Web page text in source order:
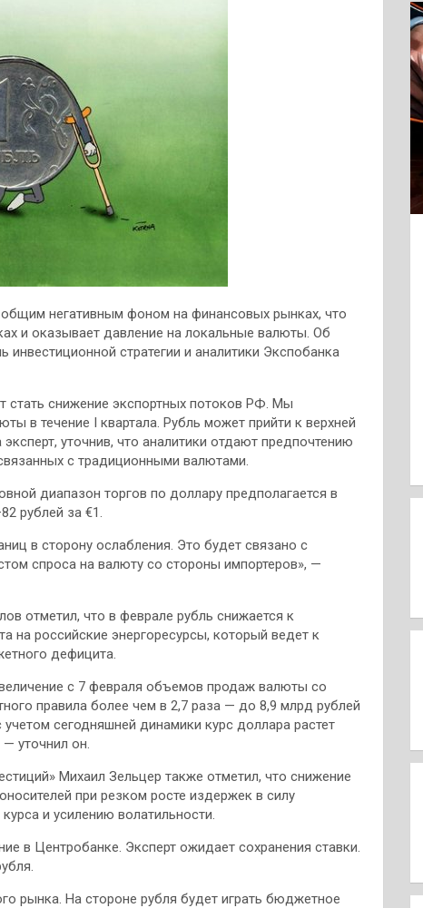
негативным фоном на финансовых рынках, что
и оказывает давление на локальные валюты. Об
стратегии и аналитики Экспобанка
стать снижение экспортных потоков РФ. Мы
в течение I квартала. Рубль может прийти к верхней
уточнив, что аналитики отдают предпочтению
с традиционными валютами.
диапазон торгов по доллару предполагается в
рублей за €1.
в сторону ослабления. Это будет связано с
спроса на валюту со стороны импортеров», —
отметил, что в феврале рубль снижается к
российские энергоресурсы, который ведет к
дефицита.
с 7 февраля объемов продаж валюты со
правила более чем в 2,7 раза — до 8,9 млрд рублей
сегодняшней динамики курс доллара растет
уточнил он.
Михаил Зельцер также отметил, что снижение
при резком росте издержек в силу
и усилению волатильности.
в Центробанке. Эксперт ожидает сохранения ставки.
рынка. На стороне рубля будет играть бюджетное